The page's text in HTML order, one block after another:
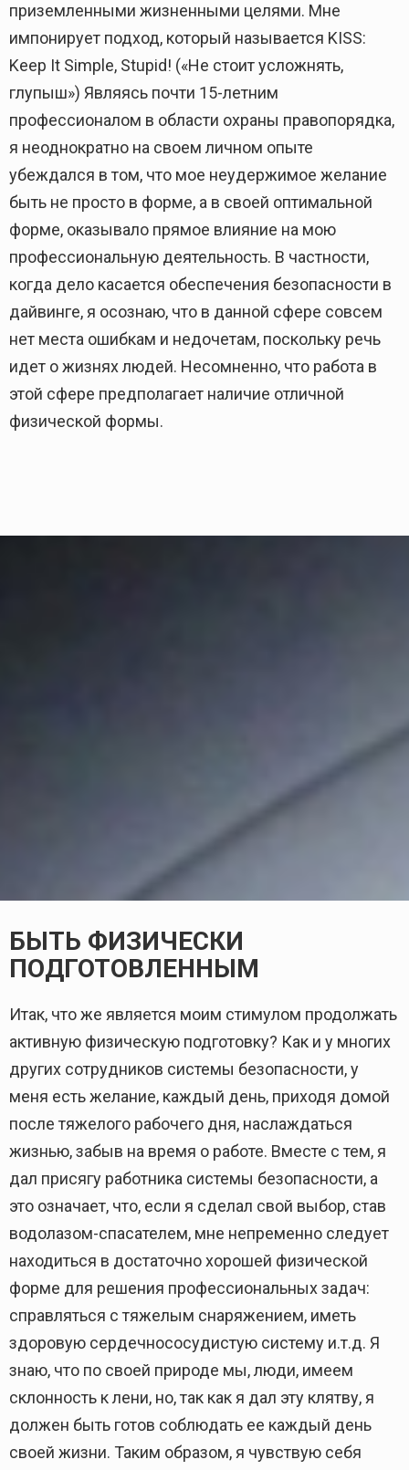
приземленными жизненными целями. Мне
импонирует подход, который называется KISS:
Keep It Simple, Stupid! («Не стоит усложнять,
глупыш») Являясь почти 15-летним
профессионалом в области охраны правопорядка,
я неоднократно на своем личном опыте
убеждался в том, что мое неудержимое желание
быть не просто в форме, а в своей оптимальной
форме, оказывало прямое влияние на мою
профессиональную деятельность. В частности,
когда дело касается обеспечения безопасности в
дайвинге, я осознаю, что в данной сфере совсем
нет места ошибкам и недочетам, поскольку речь
идет о жизнях людей. Несомненно, что работа в
этой сфере предполагает наличие отличной
физической формы.
БЫТЬ ФИЗИЧЕСКИ
ПОДГОТОВЛЕННЫМ
Итак, что же является моим стимулом продолжать
активную физическую подготовку? Как и у многих
других сотрудников системы безопасности, у
меня есть желание, каждый день, приходя домой
после тяжелого рабочего дня, наслаждаться
жизнью, забыв на время о работе. Вместе с тем, я
дал присягу работника системы безопасности, а
это означает, что, если я сделал свой выбор, став
водолазом-спасателем, мне непременно следует
находиться в достаточно хорошей физической
форме для решения профессиональных задач:
справляться с тяжелым снаряжением, иметь
здоровую сердечнососудистую систему и.т.д. Я
знаю, что по своей природе мы, люди, имеем
склонность к лени, но, так как я дал эту клятву, я
должен быть готов соблюдать ее каждый день
своей жизни. Таким образом, я чувствую себя